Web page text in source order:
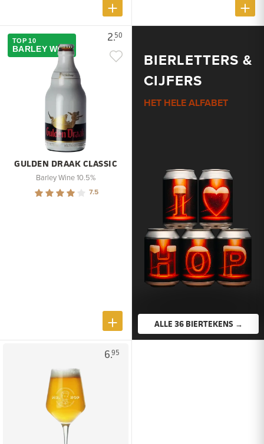
2.50
TOP 10
BARLEY WINE
GULDEN DRAAK CLASSIC
Barley Wine 10.5%
7.5
BIERLETTERS &
CIJFERS
HET HELE ALFABET
ALLE 36 BIERTEKENS →
6.95